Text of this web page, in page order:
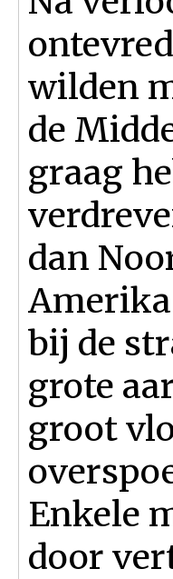
wilden
de
graag
dan
bij de
grote
groot
Enkele
door